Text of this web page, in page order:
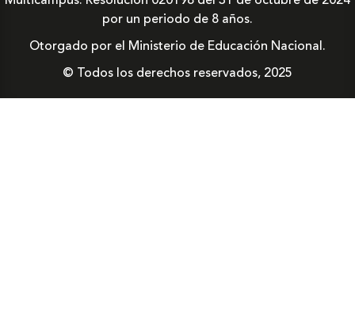
por un periodo de 8 años.
Otorgado por el Ministerio de Educación Nacional.
© Todos los derechos reservados, 2025